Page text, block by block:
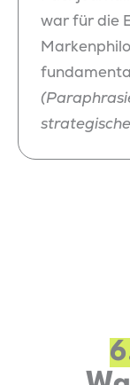
war für die